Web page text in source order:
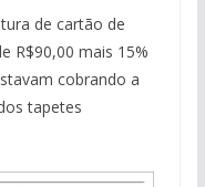
de cartão de
R$90,00 mais 15%
cobrando a
tapetes